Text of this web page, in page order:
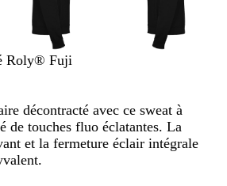
moins
pour
zoomer
touches
fléchées
pour
moins
pour
touches
fléchées
pour
Roly® Fuji
décontracté avec ce sweat à
de touches fluo éclatantes. La
et la fermeture éclair intégrale